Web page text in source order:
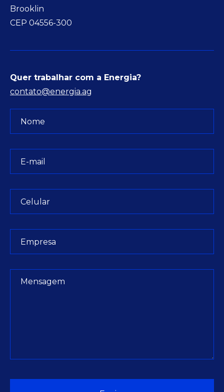
Brooklin
CEP 04556-300
Quer trabalhar com a Energia?
contato@energia.ag